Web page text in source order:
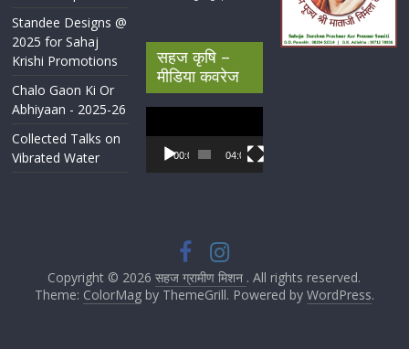
Standee Designs @
2025 for Sahaj
Krishi Promotions
Chalo Gaon Ki Or
Abhiyaan - 2025-26
Collected Talks on
Vibrated Water
सहज कृषि –
मीडिया कवरेज
00:00 04:07
Copyright © 2026सहज ग्रामीण मिशन . All rights reserved.
Theme: ColorMagby ThemeGrill. Powered by WordPress.